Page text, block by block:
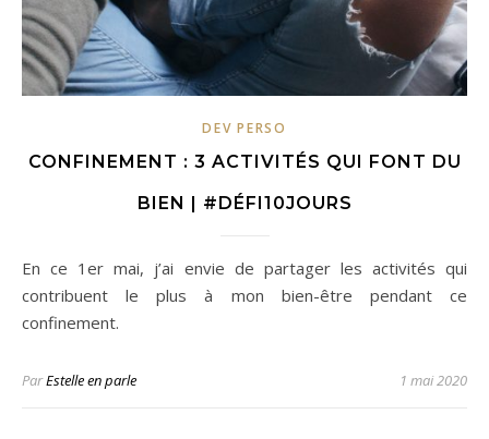
DEV PERSO
CONFINEMENT : 3 ACTIVITÉS QUI FONT DU
BIEN | #DÉFI10JOURS
En ce 1er mai, j’ai envie de partager les activités qui
contribuent le plus à mon bien-être pendant ce
confinement.
ParEstelle en parle 1 mai 2020